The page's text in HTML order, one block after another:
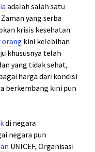
adalah salah satu
yang serba
krisis kesehatan
orang kini kelebihan
khususnya telah
yang tidak sehat,
harga dari kondisi
berkembang kini pun
di negara
negara pun
UNICEF, Organisasi